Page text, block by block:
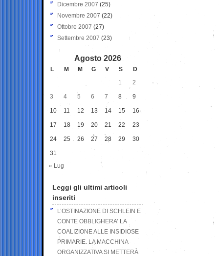
Dicembre 2007 (25)
Novembre 2007 (22)
Ottobre 2007 (27)
Settembre 2007 (23)
Agosto 2026
L M M G V S
D
1
2
3 4 5 6 7 8 9
10 11 12 13 14 15 16
17 18 19 20 21 22 23
24 25 26 27 28 29 30
31
« Lug
Leggi gli ultimi articoli
inseriti
L’OSTINAZIONE DI SCHLEIN E
CONTE OBBLIGHERA’ LA
COALIZIONE ALLE INSIDIOSE
PRIMARIE. LA MACCHINA
ORGANIZZATIVA SI METTERÀ